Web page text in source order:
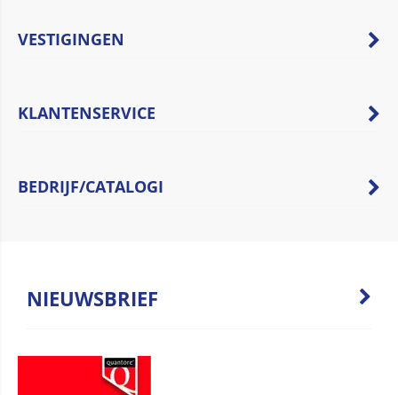
VESTIGINGEN
KLANTENSERVICE
BEDRIJF/CATALOGI
NIEUWSBRIEF